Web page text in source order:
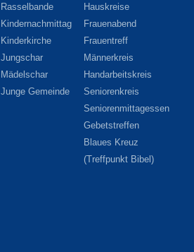
Rasselbande
Kindernachmittag
Kinderkirche
Jungschar
Mädelschar
Junge Gemeinde
Hauskreise
Frauenabend
Frauentreff
Männerkreis
Handarbeitskreis
Seniorenkreis
Seniorenmittagessen
Gebetstreffen
Blaues Kreuz
(Treffpunkt Bibel)